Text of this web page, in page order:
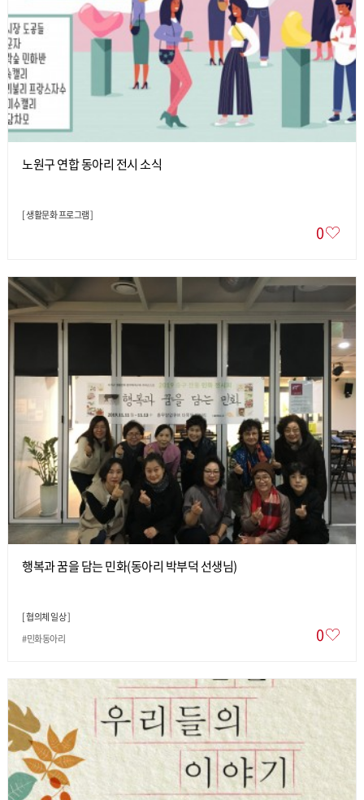
노원구 연합 동아리 전시 소식
[생활문화 프로그램]
0
행복과 꿈을 담는 민화(동아리 박부덕 선생님)
[협의체 일상]
#민화동아리
0